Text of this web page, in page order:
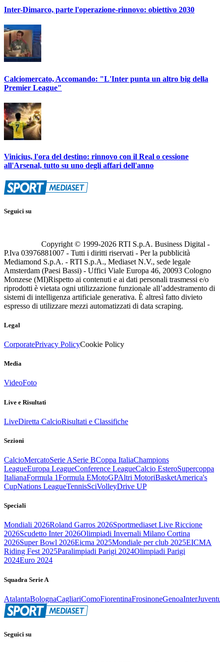
Inter-Dimarco, parte l'operazione-rinnovo: obiettivo 2030
Calciomercato, Accomando: "L'Inter punta un altro big della
Premier League"
Vinicius, l'ora del destino: rinnovo con il Real o cessione
all'Arsenal, tutto su uno degli affari dell'anno
Seguici su
Copyright © 1999-2026 RTI S.p.A. Business Digital -
P.Iva 03976881007 - Tutti i diritti riservati - Per la pubblicità
Mediamond S.p.A. - RTI S.p.A., Mediaset N.V., sede legale
Amsterdam (Paesi Bassi) - Uffici Viale Europa 46, 20093 Cologno
Monzese (MI)Rispetto ai contenuti e ai dati personali trasmessi e/o
riprodotti è vietata ogni utilizzazione funzionale all’addestramento di
sistemi di intelligenza artificiale generativa. È altresì fatto divieto
espresso di utilizzare mezzi automatizzati di data scraping.
Legal
CorporatePrivacy PolicyCookie Policy
Media
VideoFoto
Live e Risultati
LiveDiretta CalcioRisultati e Classifiche
Sezioni
CalcioMercatoSerie ASerie BCoppa ItaliaChampions
LeagueEuropa LeagueConference LeagueCalcio EsteroSupercoppa
ItalianaFormula 1Formula EMotoGPAltri MotoriBasketAmerica's
CupNations LeagueTennisSciVolleyDrive UP
Speciali
Mondiali 2026Roland Garros 2026Sportmediaset Live Riccione
2026Scudetto Inter 2026Olimpiadi Invernali Milano Cortina
2026Super Bowl 2026Eicma 2025Mondiale per club 2025EICMA
Riding Fest 2025Paralimpiadi Parigi 2024Olimpiadi Parigi
2024Euro 2024
Squadra Serie A
AtalantaBolognaCagliariComoFiorentinaFrosinoneGenoaInter
Seguici su